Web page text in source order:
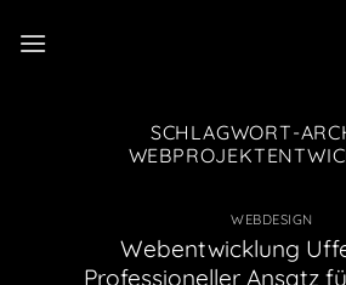
Inhalt
SCHLAGWORT-
WEBDESIGN
Webentwicklung
Professioneller Ansatz